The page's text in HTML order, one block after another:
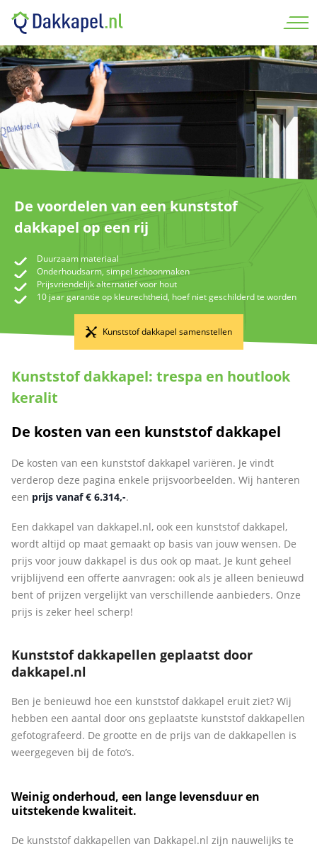
De voordelen van een kunststof
dakkapel op een rij
Duurzaam materiaal
Onderhoudsarm, simpel schoonmaken
Prijsvriendelijk alternatief voor hout
10 jaar garantie op kleurechtheid, hoef niet geschilderd te worden
Kunststof dakkapel samenstellen
Kunststof dakkapel: trespa en houtlook
keralit
De kosten van een kunststof dakkapel
De kosten van een kunststof dakkapel variëren. Je vindt
verderop deze pagina enkele prijsvoorbeelden. Wij hanteren
een prijs vanaf € 6.314,-.
Een dakkapel van dakkapel.nl, ook een kunststof dakkapel,
wordt altijd op maat gemaakt op basis van jouw wensen. De
prijs voor jouw dakkapel is dus ook op maat. Je kunt geheel
vrijblijvend een offerte aanvragen: ook als je alleen benieuwd
bent of prijzen vergelijkt van verschillende aanbieders. Onze
prijs is zeker heel scherp!
Kunststof dakkapellen geplaatst door
dakkapel.nl
Ben je benieuwd hoe een kunststof dakkapel eruit ziet? Wij
hebben een aantal door ons geplaatste kunststof dakkapellen
gefotografeerd. De grootte en de prijs van de dakkapellen is
weergegeven bij de foto’s.
Weinig onderhoud, een lange levensduur en
uitstekende kwaliteit.
De kunststof dakkapellen van Dakkapel.nl zijn nauwelijks te